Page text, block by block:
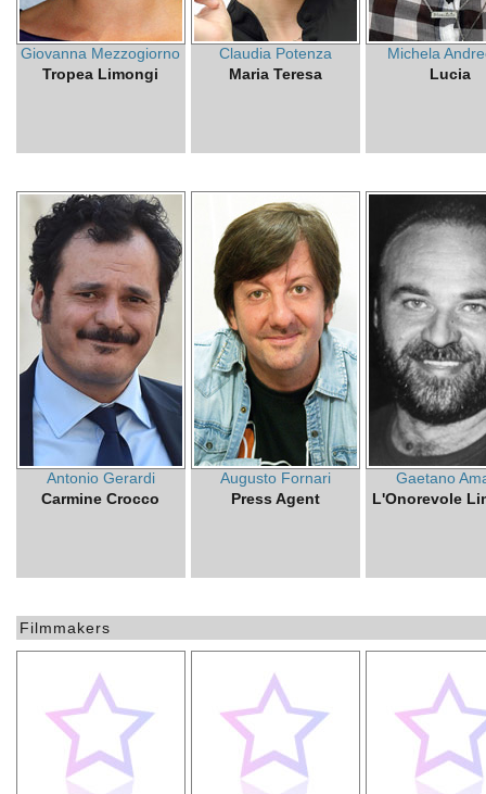
Giovanna Mezzogiorno
Tropea Limongi
Claudia Potenza
Maria Teresa
Michela
Lucia
Antonio Gerardi
Carmine Crocco
Augusto Fornari
Press Agent
Gaetano
L'Onorevole
Filmmakers